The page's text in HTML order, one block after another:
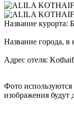
Название курорта:
Название города,
Адрес отеля:
Фото
изображения будут